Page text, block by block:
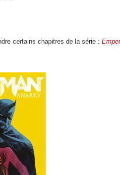
certains chapitres de la série :